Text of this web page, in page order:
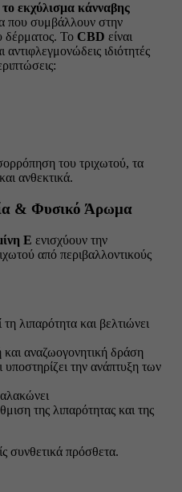
εκχύλισμα κάνναβης
που συμβάλλουν στην
δέρματος. Το CBD είναι
αντιφλεγμονώδεις ιδιότητές
του τριχωτού, τα
ανθεκτικά.
& Φυσικό Άρωμα
Ε ενισχύουν την
από περιβαλλοντικούς
λιπαρότητα και βελτιώνει
αναζωογονητική δράση
την ανάπτυξη των
της λιπαρότητας και της
συνθετικά πρόσθετα.